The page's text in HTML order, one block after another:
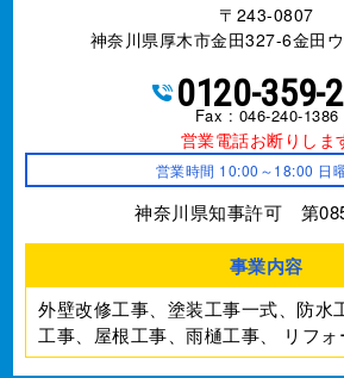
〒243-0807
神奈川県厚木市金田327-6金田
0120-359-
Fax : 046-240-1386
営業電話お断りしま
営業時間 10:00～18:00 日
神奈川県知事許可 第
事業内容
外壁改修工事、塗装工事⼀式、防水
工事、屋根工事、雨樋工事、
リフ